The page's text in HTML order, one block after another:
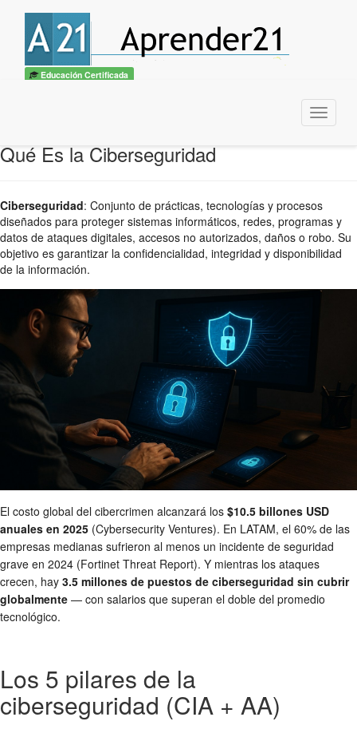
Educación Certificada
Menu
Qué Es la Ciberseguridad
Ciberseguridad: Conjunto de prácticas, tecnologías y procesos
diseñados para proteger sistemas informáticos, redes, programas y
datos de ataques digitales, accesos no autorizados, daños o robo. Su
objetivo es garantizar la confidencialidad, integridad y disponibilidad
de la información.
El costo global del cibercrimen alcanzará los $10.5 billones USD
anuales en 2025 (Cybersecurity Ventures). En LATAM, el 60% de las
empresas medianas sufrieron al menos un incidente de seguridad
grave en 2024 (Fortinet Threat Report). Y mientras los ataques
crecen, hay 3.5 millones de puestos de ciberseguridad sin cubrir
globalmente — con salarios que superan el doble del promedio
tecnológico.
Los 5 pilares de la
ciberseguridad (CIA + AA)